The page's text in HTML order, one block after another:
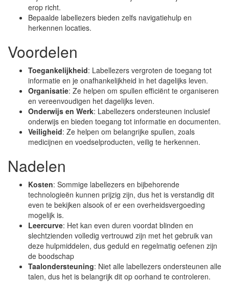
erop richt.
Bepaalde labellezers bieden zelfs navigatiehulp en
herkennen locaties.
Voordelen
Toegankelijkheid: Labellezers vergroten de toegang tot
informatie en je onafhankelijkheid in het dagelijks leven.
Organisatie: Ze helpen om spullen efficiënt te organiseren
en vereenvoudigen het dagelijks leven.
Onderwijs en Werk: Labellezers ondersteunen inclusief
onderwijs en bieden toegang tot informatie en documenten.
Veiligheid: Ze helpen om belangrijke spullen, zoals
medicijnen en voedselproducten, veilig te herkennen.
Nadelen
Kosten: Sommige labellezers en bijbehorende
technologieën kunnen prijzig zijn, dus het is verstandig dit
even te bekijken alsook of er een overheidsvergoeding
mogelijk is.
Leercurve: Het kan even duren voordat blinden en
slechtzienden volledig vertrouwd zijn met het gebruik van
deze hulpmiddelen, dus geduld en regelmatig oefenen zijn
de boodschap
Taalondersteuning: Niet alle labellezers ondersteunen alle
talen, dus het is belangrijk dit op oorhand te controleren.